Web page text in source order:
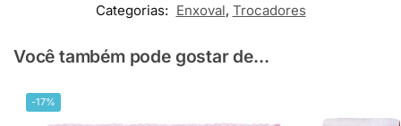
Categorias: Enxoval, Trocadores
Você também pode gostar de...
-17%